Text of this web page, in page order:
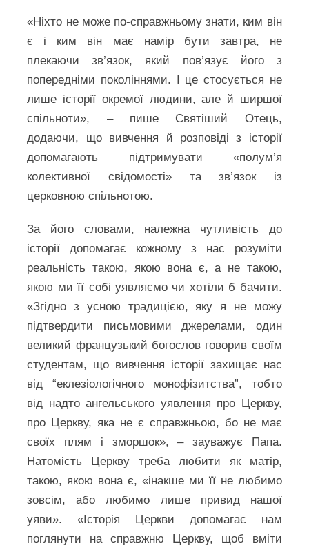
«Ніхто не може по-справжньому знати, ким він
є і ким він має намір бути завтра, не
плекаючи зв’язок, який пов’язує його з
попередніми поколіннями. І це стосується не
лише історії окремої людини, але й ширшої
спільноти», – пише Святіший Отець,
додаючи, що вивчення й розповіді з історії
допомагають підтримувати «полум’я
колективної свідомості» та зв’язок із
церковною спільнотою.
За його словами, належна чутливість до
історії допомагає кожному з нас розуміти
реальність такою, якою вона є, а не такою,
якою ми її собі уявляємо чи хотіли б бачити.
«Згідно з усною традицією, яку я не можу
підтвердити письмовими джерелами, один
великий французький богослов говорив своїм
студентам, що вивчення історії захищає нас
від “еклезіологічного монофізитства”, тобто
від надто ангельського уявлення про Церкву,
про Церкву, яка не є справжньою, бо не має
своїх плям і зморшок», – зауважує Папа.
Натомість Церкву треба любити як матір,
такою, якою вона є, «інакше ми її не любимо
зовсім, або любимо лише привид нашої
уяви». «Історія Церкви допомагає нам
поглянути на справжню Церкву, щоб вміти